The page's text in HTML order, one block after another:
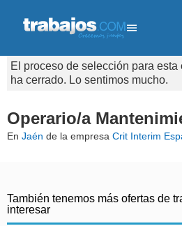
El proceso de selección para esta
ha cerrado. Lo sentimos mucho.
Operario/a
En Jaén de la empresa Crit Interim
También tenemos más ofertas de
interesar